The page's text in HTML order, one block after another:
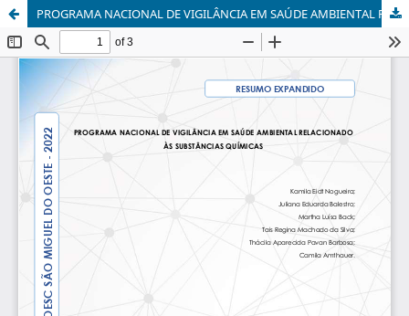
PROGRAMA NACIONAL DE VIGILÂNCIA EM SAÚDE AMBIENTAL RELACIONADO ÀS SUBSTÂNCIAS QUÍMICAS